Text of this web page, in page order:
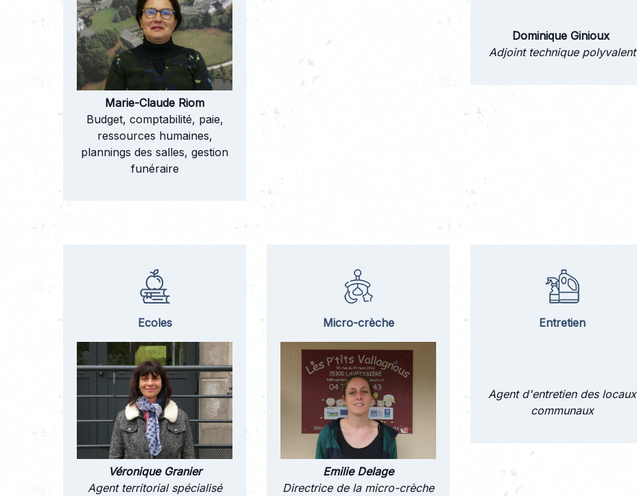
Marie-Claude Riom
Budget, comptabilité, paie,
ressources humaines,
plannings des salles, gestion
funéraire
Dominique Ginioux
Adjoint technique polyvalent
Ecoles
Véronique Granier
Agent territorial spécialisé
Micro-crèche
Emilie Delage
Directrice de la micro-crèche
Entretien
Agent d'entretien des locaux
communaux